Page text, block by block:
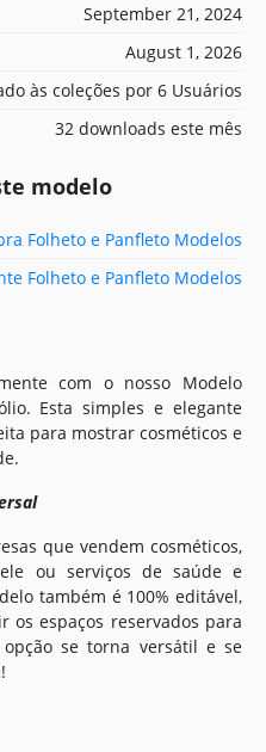
September 21, 2024
August 1, 2026
às coleções por 6 Usuários
32 downloads este mês
modelo
Folheto e Panfleto Modelos
Folheto e Panfleto Modelos
com o nosso Modelo
Esta simples e elegante
para mostrar cosméticos e
que vendem cosméticos,
ou serviços de saúde e
também é 100% editável,
os espaços reservados para
se torna versátil e se